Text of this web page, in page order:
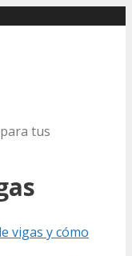
tus